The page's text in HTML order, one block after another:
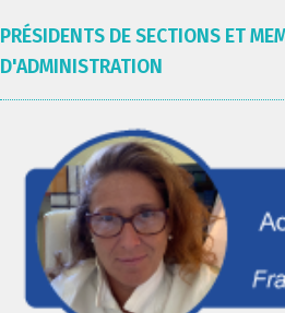
PRÉSIDENTS DE SECTIONS ET
D'ADMINISTRATION